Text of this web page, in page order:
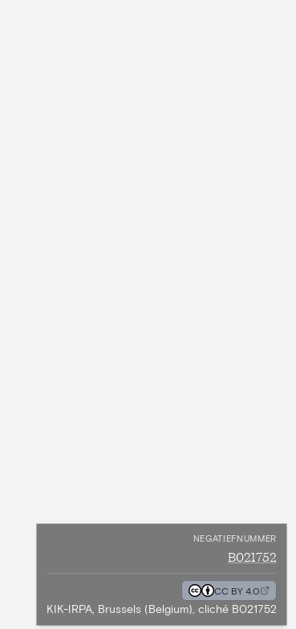
NEGATIEFNUMMER
B021752
CC BY 4.0
KIK-IRPA, Brussels (Belgium), cliché B021752